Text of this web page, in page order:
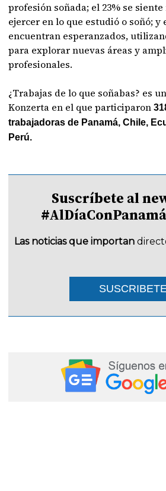
profesión soñada; el 23% se
ejercer en lo que estudió o soñó; y
encuentran esperanzados,
para explorar nuevas áreas y
profesionales.
¿Trabajas de lo que soñabas? es
Konzerta en el que participaron
trabajadoras de Panamá, Chile,
Perú.
Suscríbete al
Las noticias que importan